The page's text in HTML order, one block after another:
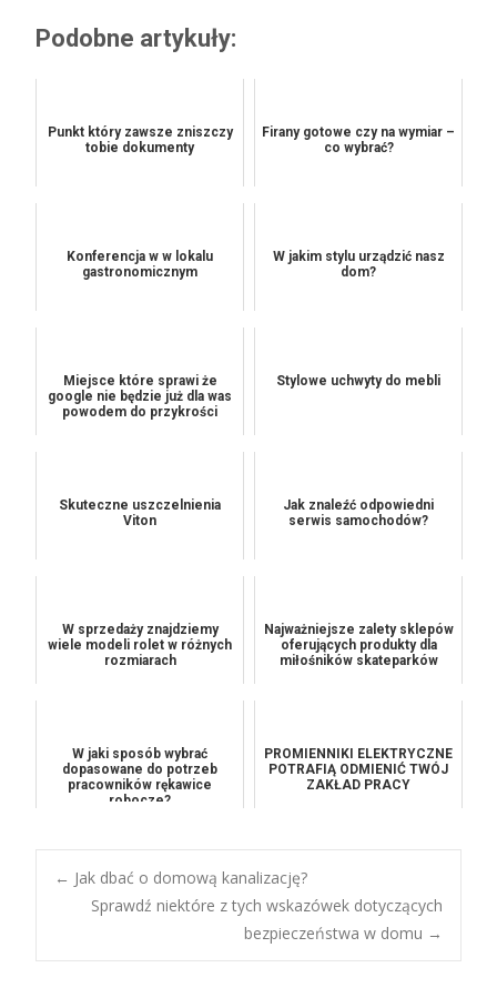
Podobne artykuły:
Punkt który zawsze zniszczy
tobie dokumenty
Firany gotowe czy na wymiar –
co wybrać?
Konferencja w w lokalu
gastronomicznym
W jakim stylu urządzić nasz
dom?
Miejsce które sprawi że
google nie będzie już dla was
powodem do przykrości
Stylowe uchwyty do mebli
Skuteczne uszczelnienia
Viton
Jak znaleźć odpowiedni
serwis samochodów?
W sprzedaży znajdziemy
wiele modeli rolet w różnych
rozmiarach
Najważniejsze zalety sklepów
oferujących produkty dla
miłośników skateparków
W jaki sposób wybrać
dopasowane do potrzeb
pracowników rękawice
robocze?
PROMIENNIKI ELEKTRYCZNE
POTRAFIĄ ODMIENIĆ TWÓJ
ZAKŁAD PRACY
Post
navigation
← Jak dbać o domową kanalizację?
Sprawdź niektóre z tych wskazówek dotyczących
bezpieczeństwa w domu →